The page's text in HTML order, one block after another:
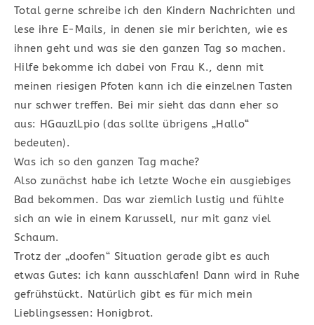
Total gerne schreibe ich den Kindern Nachrichten und
lese ihre E-Mails, in denen sie mir berichten, wie es
ihnen geht und was sie den ganzen Tag so machen.
Hilfe bekomme ich dabei von Frau K., denn mit
meinen riesigen Pfoten kann ich die einzelnen Tasten
nur schwer treffen. Bei mir sieht das dann eher so
aus: HGauzlLpio (das sollte übrigens „Hallo“
bedeuten).
Was ich so den ganzen Tag mache?
Also zunächst habe ich letzte Woche ein ausgiebiges
Bad bekommen. Das war ziemlich lustig und fühlte
sich an wie in einem Karussell, nur mit ganz viel
Schaum.
Trotz der „doofen“ Situation gerade gibt es auch
etwas Gutes: ich kann ausschlafen! Dann wird in Ruhe
gefrühstückt. Natürlich gibt es für mich mein
Lieblingsessen: Honigbrot.